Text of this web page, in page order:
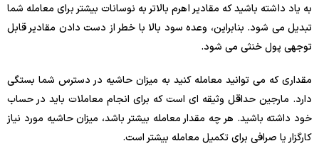
به یاد داشته باشید که مقادیر اهرم بالاتر به نوسانات بیشتر برای معامله شما
تبدیل می شود. بنابراین، وعده سود بالا با خطر از دست دادن مقادیر قابل
توجهی پول خنثی می شود.
مقداری که می توانید معامله کنید به میزان حاشیه در دسترس شما بستگی
دارد. مارجین حداقل وثیقه ای است که برای انجام معاملات باید در حساب
خود داشته باشید. هر چه مقدار معامله بیشتر باشد، میزان حاشیه مورد نیاز
کارگزار یا صرافی برای تکمیل معامله بیشتر است.